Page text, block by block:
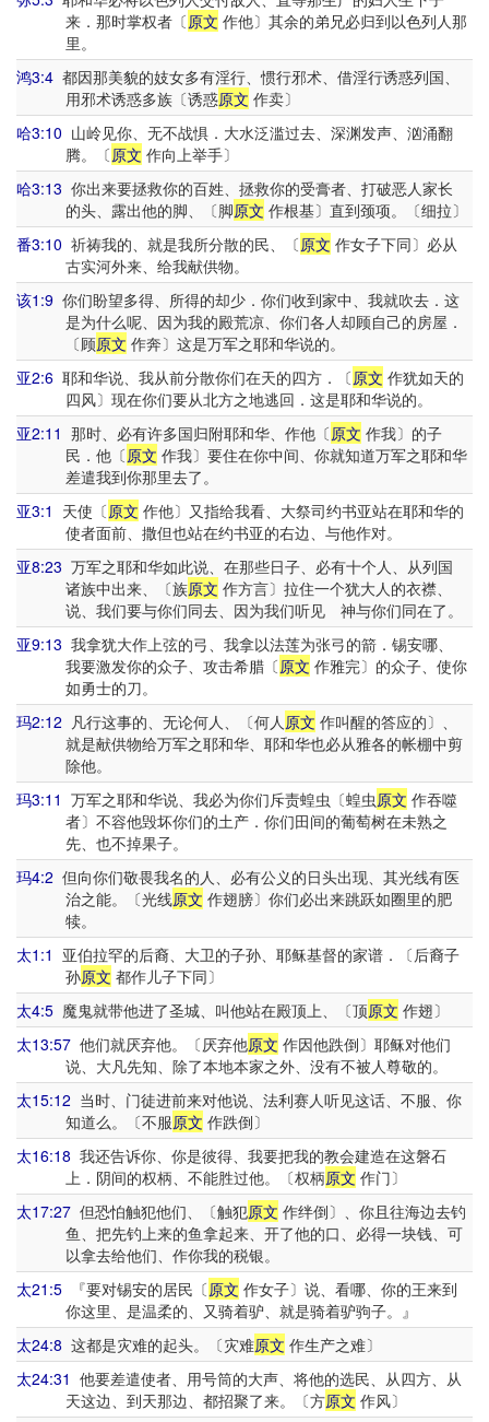
来．那时掌权者〔原文 作他〕其余的弟兄必归到以色列人那
里。
鸿3:4 都因那美貌的妓女多有淫行、惯行邪术、借淫行诱惑列国、
用邪术诱惑多族〔诱惑原文 作卖〕
哈3:10 山岭见你、无不战惧．大水泛滥过去、深渊发声、汹涌翻
腾。〔原文 作向上举手〕
哈3:13 你出来要拯救你的百姓、拯救你的受膏者、打破恶人家长
的头、露出他的脚、〔脚原文 作根基〕直到颈项。〔细拉〕
番3:10 祈祷我的、就是我所分散的民、〔原文 作女子下同〕必从
古实河外来、给我献供物。
该1:9 你们盼望多得、所得的却少．你们收到家中、我就吹去．这
是为什么呢、因为我的殿荒凉、你们各人却顾自己的房屋．
〔顾原文 作奔〕这是万军之耶和华说的。
亚2:6 耶和华说、我从前分散你们在天的四方．〔原文 作犹如天的
四风〕现在你们要从北方之地逃回．这是耶和华说的。
亚2:11 那时、必有许多国归附耶和华、作他〔原文 作我〕的子
民．他〔原文 作我〕要住在你中间、你就知道万军之耶和华
差遣我到你那里去了。
亚3:1 天使〔原文 作他〕又指给我看、大祭司约书亚站在耶和华的
使者面前、撒但也站在约书亚的右边、与他作对。
亚8:23 万军之耶和华如此说、在那些日子、必有十个人、从列国
诸族中出来、〔族原文 作方言〕拉住一个犹大人的衣襟、
说、我们要与你们同去、因为我们听见 神与你们同在了。
亚9:13 我拿犹大作上弦的弓、我拿以法莲为张弓的箭．锡安哪、
我要激发你的众子、攻击希腊〔原文 作雅完〕的众子、使你
如勇士的刀。
玛2:12 凡行这事的、无论何人、〔何人原文 作叫醒的答应的〕、
就是献供物给万军之耶和华、耶和华也必从雅各的帐棚中剪
除他。
玛3:11 万军之耶和华说、我必为你们斥责蝗虫〔蝗虫原文 作吞噬
者〕不容他毁坏你们的土产．你们田间的葡萄树在未熟之
先、也不掉果子。
玛4:2 但向你们敬畏我名的人、必有公义的日头出现、其光线有医
治之能。〔光线原文 作翅膀〕你们必出来跳跃如圈里的肥
犊。
太1:1 亚伯拉罕的后裔、大卫的子孙、耶稣基督的家谱．〔后裔子
孙原文 都作儿子下同〕
太4:5 魔鬼就带他进了圣城、叫他站在殿顶上、〔顶原文 作翅〕
太13:57 他们就厌弃他。〔厌弃他原文 作因他跌倒〕耶稣对他们
说、大凡先知、除了本地本家之外、没有不被人尊敬的。
太15:12 当时、门徒进前来对他说、法利赛人听见这话、不服、你
知道么。〔不服原文 作跌倒〕
太16:18 我还告诉你、你是彼得、我要把我的教会建造在这磐石
上．阴间的权柄、不能胜过他。〔权柄原文 作门〕
太17:27 但恐怕触犯他们、〔触犯原文 作绊倒〕、你且往海边去钓
鱼、把先钓上来的鱼拿起来、开了他的口、必得一块钱、可
以拿去给他们、作你我的税银。
太21:5 『要对锡安的居民〔原文 作女子〕说、看哪、你的王来到
你这里、是温柔的、又骑着驴、就是骑着驴驹子。』
太24:8 这都是灾难的起头。〔灾难原文 作生产之难〕
太24:31 他要差遣使者、用号筒的大声、将他的选民、从四方、从
天这边、到天那边、都招聚了来。〔方原文 作风〕